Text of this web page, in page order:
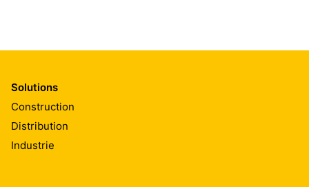
Solutions
Construction
Distribution
Industrie